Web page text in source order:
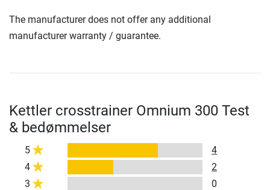
The manufacturer does not offer any additional
manufacturer warranty / guarantee.
Kettler crosstrainer Omnium 300 Test
& bedømmelser
5
4
4
2
3
0